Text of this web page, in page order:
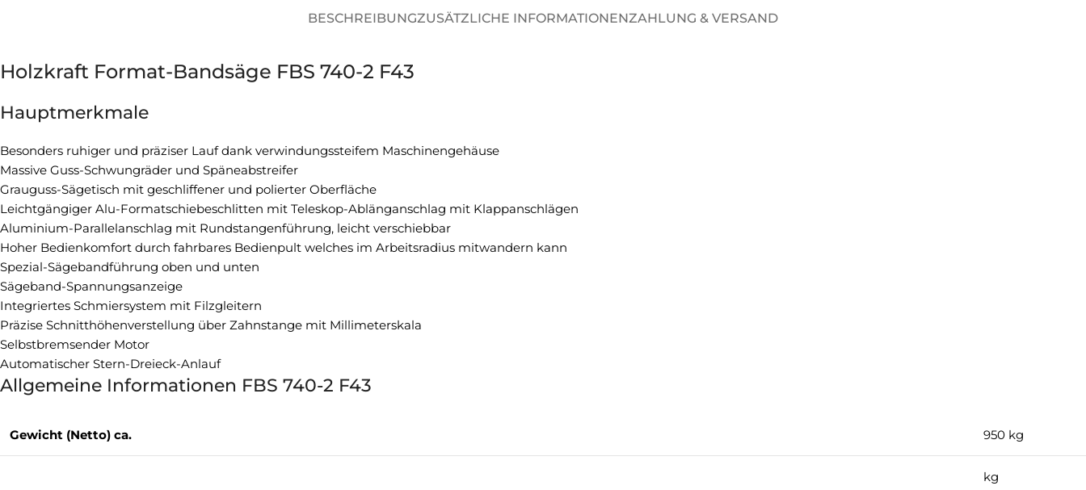
BESCHREIBUNGZUSÄTZLICHE INFORMATIONENZAHLUNG & VERSAND
Holzkraft Format-Bandsäge FBS 740-2 F43
Hauptmerkmale
Besonders ruhiger und präziser Lauf dank verwindungssteifem Maschinengehäuse
Massive Guss-Schwungräder und Späneabstreifer
Grauguss-Sägetisch mit geschliffener und polierter Oberfläche
Leichtgängiger Alu-Formatschiebeschlitten mit Teleskop-Ablänganschlag mit Klappanschlägen
Aluminium-Parallelanschlag mit Rundstangenführung, leicht verschiebbar
Hoher Bedienkomfort durch fahrbares Bedienpult welches im Arbeitsradius mitwandern kann
Spezial-Sägebandführung oben und unten
Sägeband-Spannungsanzeige
Integriertes Schmiersystem mit Filzgleitern
Präzise Schnitthöhenverstellung über Zahnstange mit Millimeterskala
Selbstbremsender Motor
Automatischer Stern-Dreieck-Anlauf
Allgemeine Informationen FBS 740-2 F43
Gewicht (Netto) ca. 950 kg
kg